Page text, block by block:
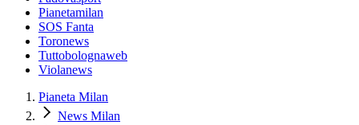
Pianetamilan
SOS Fanta
Toronews
Tuttobolognaweb
Violanews
Pianeta Milan
News Milan